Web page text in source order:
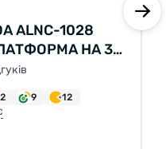
ALNC-1028
НА 3
ЧОРНИЙ
9 12